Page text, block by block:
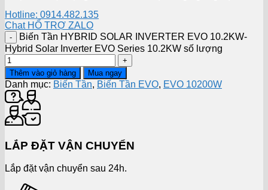
Hotline: 0914.482.135
Chat HỔ TRỢ ZALO
Biến Tần HYBRID SOLAR INVERTER EVO 10.2KW-
Hybrid Solar Inverter EVO Series 10.2KW số lượng
Thêm vào giỏ hàng Mua ngay
Danh mục: Biến Tần, Biến Tần EVO, EVO 10200W
LẮP ĐẶT VẬN CHUYỂN
Lắp đặt vận chuyển sau 24h.